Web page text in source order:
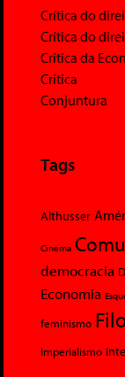
Crítica do
Crítica do
Crítica da
Crítica
Conjuntura
Tags
Althusser
Cinema
democracia
Economia
feminismo
Imperialismo